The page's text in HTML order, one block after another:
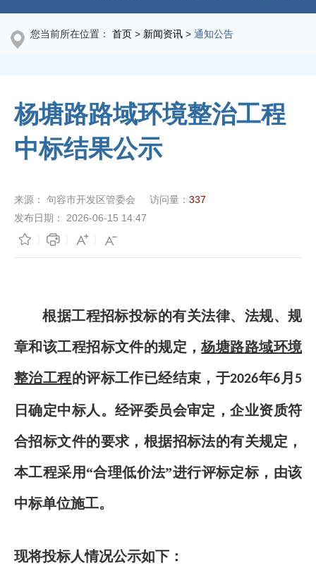
您当前所在位置： 首页 > 新闻资讯 > 通知公告
杨塘路路域环境整治工程
中标结果公示
来源： 句容市开发区管委会 访问量： 337
发布日期：
2026-06-15 14:47
根据工程招标投标的有关法律、法规、规
章和该工程招标文件的规定，杨塘路路域环境
整治工程的评标工作已经结束，于2026年6 月5
日确定中标人。经评委员会审定，企业资质符
合招标文件的要求，根据招标法的有关规定，
本工程采用“合理低价法”进行评标定标，由该
中标单位施工。
现将投标人情况公示如下：